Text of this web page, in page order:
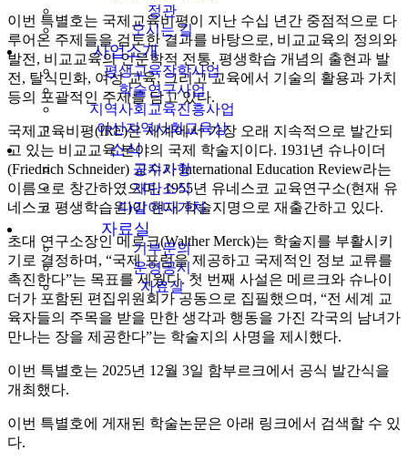
정관
오시는 길
사업소개
평생교육장학사업
학술연구사업
지역사회교육진흥사업
아산지역사회교육상
소식
공지사항
재단소식
다같이다가치
자료실
기부문의
운영공시
자료실
이번 특별호는 국제교육비평이 지난 수십 년간 중점적으로 다
루어온 주제들을 검토한 결과를 바탕으로, 비교교육의 정의와
발전, 비교교육의 인문학적 전통, 평생학습 개념의 출현과 발
전, 탈식민화, 여성 교육, 그리고 교육에서 기술의 활용과 가치
등의 포괄적인 주제를 담고 있다.
국제교육비평(IRE)은 세계에서 가장 오래 지속적으로 발간되
고 있는 비교교육 분야의 국제 학술지이다. 1931년 슈나이더
(Friedrich Schneider) 교수가 International Education Review라는
이름으로 창간하였으며, 1955년 유네스코 교육연구소(현재 유
네스코 평생학습원)이 현재 학술지명으로 재출간하고 있다.
초대 연구소장인 메르크(Walther Merck)는 학술지를 부활시키
기로 결정하며, “국제 포럼을 제공하고 국제적인 정보 교류를
촉진한다”는 목표를 세웠다. 첫 번째 사설은 메르크와 슈나이
더가 포함된 편집위원회가 공동으로 집필했으며, “전 세계 교
육자들의 주목을 받을 만한 생각과 행동을 가진 각국의 남녀가
만나는 장을 제공한다”는 학술지의 사명을 제시했다.
이번 특별호는 2025년 12월 3일 함부르크에서 공식 발간식을
개최했다.
이번 특별호에 게재된 학술논문은 아래 링크에서 검색할 수 있
다.